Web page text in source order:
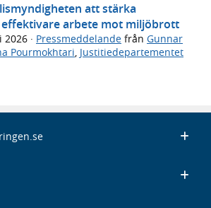
att stärka
arbete mot miljöbrott
2026 · Pressmeddelande från Gunnar
Pourmokhtari, Justitiedepartementet